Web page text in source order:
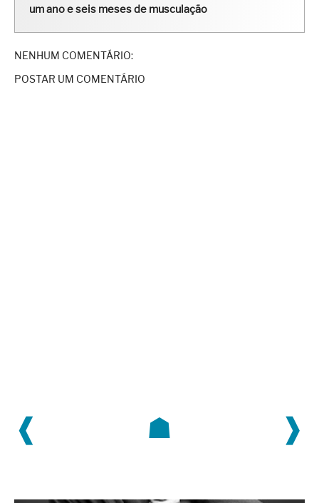
um ano e seis meses de musculação
NENHUM COMENTÁRIO:
POSTAR UM COMENTÁRIO
❰ ❱
☗